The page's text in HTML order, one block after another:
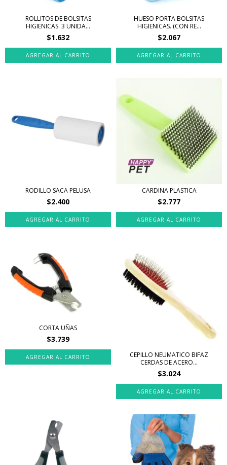
ROLLITOS DE BOLSITAS
HIGIENICAS. 3 UNIDA...
$1.632
HUESO PORTA BOLSITAS
HIGIENICAS. (CON RE...
$2.067
RODILLO SACA PELUSA
$2.400
CARDINA PLASTICA
$2.777
AGREGAR AL CARRITO
CORTA UÑAS
$3.739
AGREGAR AL CARRITO
CEPILLO NEUMATICO BIFAZ
CERDAS DE ACERO...
$3.024